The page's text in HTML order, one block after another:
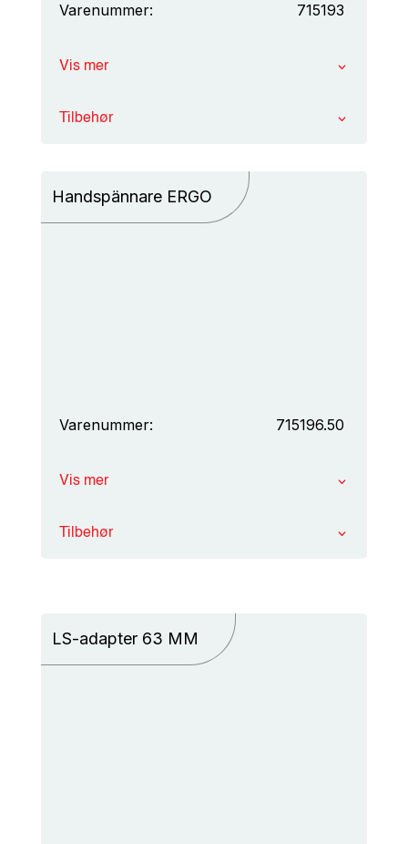
Varenummer: 715193
Vis mer
Tilbehør
Handspännare ERGO
Varenummer: 715196.50
Vis mer
Tilbehør
LS-adapter 63 MM